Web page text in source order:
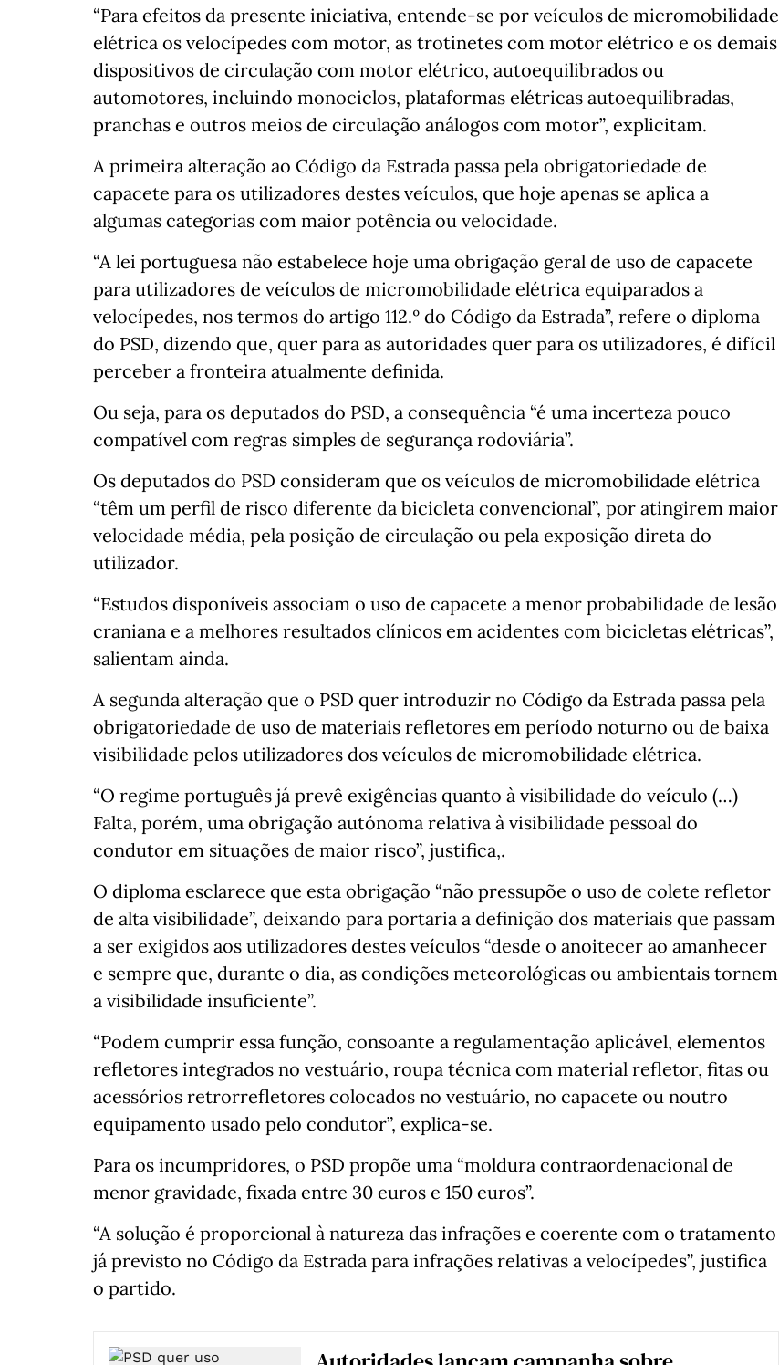
“Para efeitos da presente iniciativa, entende-se por veículos de micromobilidade
elétrica os velocípedes com motor, as trotinetes com motor elétrico e os demais
dispositivos de circulação com motor elétrico, autoequilibrados ou
automotores, incluindo monociclos, plataformas elétricas autoequilibradas,
pranchas e outros meios de circulação análogos com motor”, explicitam.
A primeira alteração ao Código da Estrada passa pela obrigatoriedade de
capacete para os utilizadores destes veículos, que hoje apenas se aplica a
algumas categorias com maior potência ou velocidade.
“A lei portuguesa não estabelece hoje uma obrigação geral de uso de capacete
para utilizadores de veículos de micromobilidade elétrica equiparados a
velocípedes, nos termos do artigo 112.º do Código da Estrada”, refere o diploma
do PSD, dizendo que, quer para as autoridades quer para os utilizadores, é difícil
perceber a fronteira atualmente definida.
Ou seja, para os deputados do PSD, a consequência “é uma incerteza pouco
compatível com regras simples de segurança rodoviária”.
Os deputados do PSD consideram que os veículos de micromobilidade elétrica
“têm um perfil de risco diferente da bicicleta convencional”, por atingirem maior
velocidade média, pela posição de circulação ou pela exposição direta do
utilizador.
“Estudos disponíveis associam o uso de capacete a menor probabilidade de lesão
craniana e a melhores resultados clínicos em acidentes com bicicletas elétricas”,
salientam ainda.
A segunda alteração que o PSD quer introduzir no Código da Estrada passa pela
obrigatoriedade de uso de materiais refletores em período noturno ou de baixa
visibilidade pelos utilizadores dos veículos de micromobilidade elétrica.
“O regime português já prevê exigências quanto à visibilidade do veículo (…)
Falta, porém, uma obrigação autónoma relativa à visibilidade pessoal do
condutor em situações de maior risco”, justifica,.
O diploma esclarece que esta obrigação “não pressupõe o uso de colete refletor
de alta visibilidade”, deixando para portaria a definição dos materiais que passam
a ser exigidos aos utilizadores destes veículos “desde o anoitecer ao amanhecer
e sempre que, durante o dia, as condições meteorológicas ou ambientais tornem
a visibilidade insuficiente”.
“Podem cumprir essa função, consoante a regulamentação aplicável, elementos
refletores integrados no vestuário, roupa técnica com material refletor, fitas ou
acessórios retrorrefletores colocados no vestuário, no capacete ou noutro
equipamento usado pelo condutor”, explica-se.
Para os incumpridores, o PSD propõe uma “moldura contraordenacional de
menor gravidade, fixada entre 30 euros e 150 euros”.
“A solução é proporcional à natureza das infrações e coerente com o tratamento
já previsto no Código da Estrada para infrações relativas a velocípedes”, justifica
o partido.